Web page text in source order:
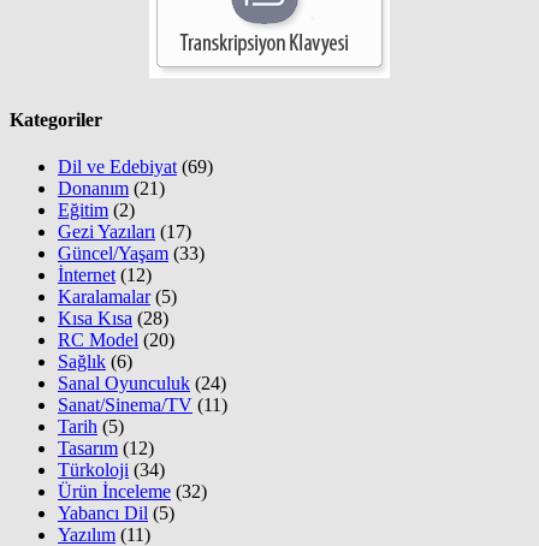
Kategoriler
Dil ve Edebiyat (69)
Donanım (21)
Eğitim (2)
Gezi Yazıları (17)
Güncel/Yaşam (33)
İnternet (12)
Karalamalar(5)
Kısa Kısa (28)
RC Model (20)
Sağlık (6)
Sanal Oyunculuk (24)
Sanat/Sinema/TV (11)
Tarih (5)
Tasarım (12)
Türkoloji (34)
Ürün İnceleme (32)
Yabancı Dil (5)
Yazılım (11)